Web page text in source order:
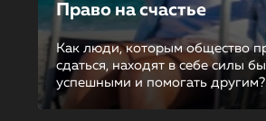
Право на счастье
Как люди, которым общество
сдаться, находят в себе силы
успешными и помогать другим?